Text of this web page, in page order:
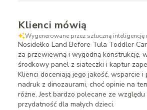
Klienci mówią
Wygenerowane przez sztuczną
Nosidełko Land Before Tula Toddler
za przewiewną i wygodną konstrukcję,
środkowy panel z siateczki i kaptur
Klienci doceniają jego jakość, wsparcie i
nadruk z dinozaurami, choć opinie na
różne. Jest bardzo polecane ze
przydatność dla małych dzieci.